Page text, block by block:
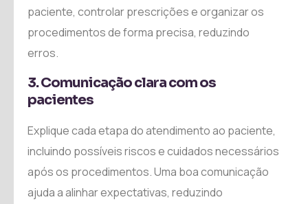
paciente, controlar prescrições e organizar os
procedimentos de forma precisa, reduzindo
erros.
3. Comunicação clara com os
pacientes
Explique cada etapa do atendimento ao paciente,
incluindo possíveis riscos e cuidados necessários
após os procedimentos. Uma boa comunicação
ajuda a alinhar expectativas, reduzindo